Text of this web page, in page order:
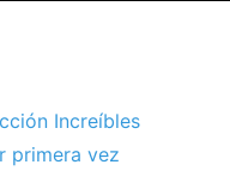
Increíbles
primera vez